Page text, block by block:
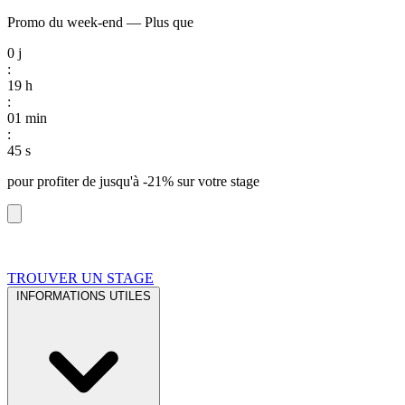
Promo du week-end — Plus que
0 j
:
19 h
:
01 min
:
44 s
pour profiter de jusqu'à -21% sur votre stage
TROUVER UN STAGE
INFORMATIONS UTILES